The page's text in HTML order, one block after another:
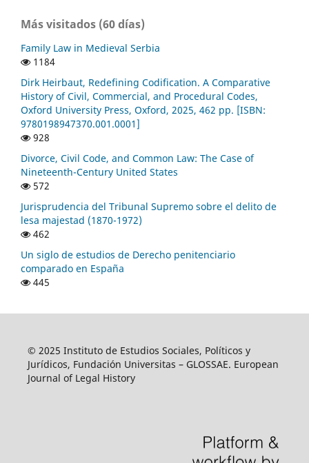
Más visitados (60 días)
Family Law in Medieval Serbia
1184
Dirk Heirbaut, Redefining Codification. A Comparative
History of Civil, Commercial, and Procedural Codes,
Oxford University Press, Oxford, 2025, 462 pp. [ISBN:
9780198947370.001.0001]
928
Divorce, Civil Code, and Common Law: The Case of
Nineteenth-Century United States
572
Jurisprudencia del Tribunal Supremo sobre el delito de
lesa majestad (1870-1972)
462
Un siglo de estudios de Derecho penitenciario
comparado en España
445
© 2025 Instituto de Estudios Sociales, Políticos y
Jurídicos, Fundación Universitas – GLOSSAE. European
Journal of Legal History